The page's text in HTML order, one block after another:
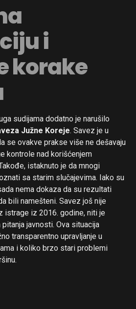
i
korake
sudijama dodatno je narušilo
Južne Koreje. Savez je u
se ovakve prakse više ne dešavaju
kontrole nad korišćenjem
istaknuto je da mnogi
sa starim slučajevima. Iako su
nema dokaza da su rezultati
bili namešteni. Savez još nije
istrage iz 2016. godine, niti je
javnosti. Ova situacija
transparentno upravljanje u
i koliko brzo stari problemi